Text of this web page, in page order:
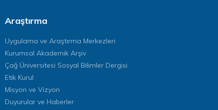
Araştırma
Uygulama ve Araştırma Merkezleri
Kurumsal Akademik Arşiv
Çağ Üniversitesi Sosyal Bilimler Dergisi
Etik Kurul
Misyon ve Vizyon
Duyurular ve Haberler